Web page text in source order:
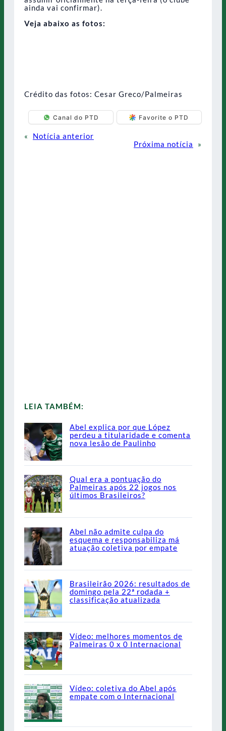
ainda vai confirmar).
Veja abaixo as fotos:
Crédito das fotos: Cesar Greco/Palmeiras
Canal do PTD Favorite o PTD
«
Notícia anterior
Próxima notícia
»
LEIA TAMBÉM:
Abel explica por que López
perdeu a titularidade e comenta
nova lesão de Paulinho
Qual era a pontuação do
Palmeiras após 22 jogos nos
últimos Brasileiros?
Abel não admite culpa do
esquema e responsabiliza má
atuação coletiva por empate
Brasileirão 2026: resultados de
domingo pela 22ª rodada +
classificação atualizada
Vídeo: melhores momentos de
Palmeiras 0 x 0 Internacional
Vídeo: coletiva do Abel após
empate com o Internacional